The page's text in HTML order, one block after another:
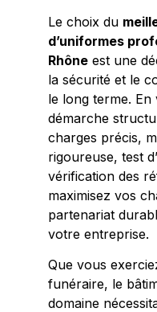
Le choix du
d’uniformes
Rhône est une
la sécurité et le
le long terme.
démarche
charges précis,
rigoureuse, test
vérification des
maximisez vos
partenariat
votre entreprise.
Que vous
funéraire, le
domaine